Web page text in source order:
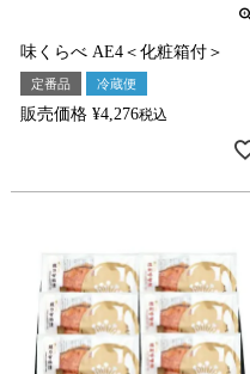
味くらべ AE4＜化粧箱付＞
定番品 冷蔵便
販売価格 ¥4,276税込